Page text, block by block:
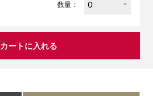
数量：
カートに入れる